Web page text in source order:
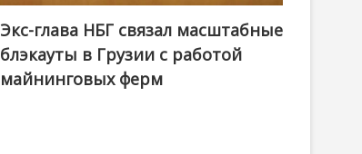
Экс-глава НБГ связал масштабные
блэкауты в Грузии с работой
майнинговых ферм